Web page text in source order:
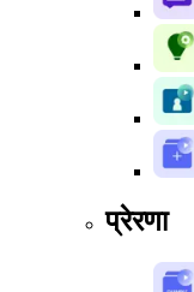
प्रेरणा